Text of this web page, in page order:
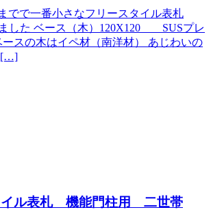
でで一番小さなフリースタイル表札
ました ベース（木）120X120 SUSプレ
スの木はイペ材（南洋材） あじわいの
[…]
イル表札 機能門柱用 二世帯